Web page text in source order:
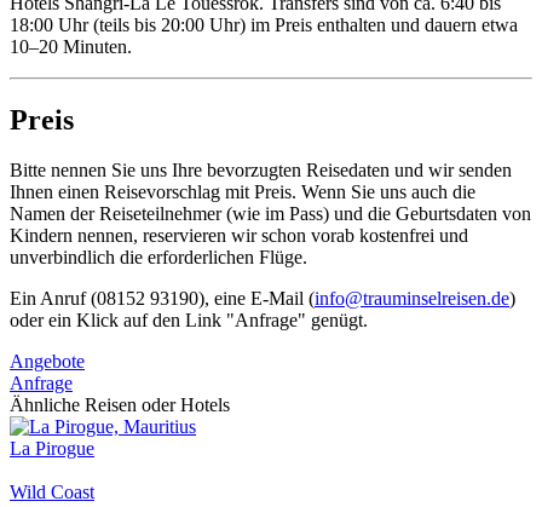
18:00 Uhr (teils bis 20:00 Uhr) im Preis enthalten und dauern etwa
10–20 Minuten.
Preis
Bitte nennen Sie uns Ihre bevorzugten Reisedaten und wir senden
Ihnen einen Reisevorschlag mit Preis. Wenn Sie uns auch die
Namen der Reiseteilnehmer (wie im Pass) und die Geburtsdaten von
Kindern nennen, reservieren wir schon vorab kostenfrei und
unverbindlich die erforderlichen Flüge.
Ein Anruf (08152 93190), eine E-Mail (info@trauminselreisen.de)
oder ein Klick auf den Link "Anfrage" genügt.
Angebote
Anfrage
Ähnliche Reisen oder Hotels
La Pirogue
Wild Coast